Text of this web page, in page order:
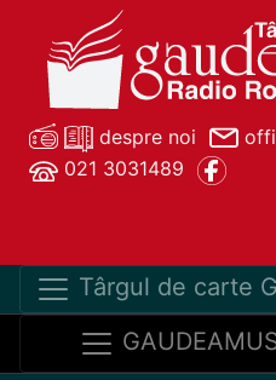
despre noi
021 3031489
Târgul de carte